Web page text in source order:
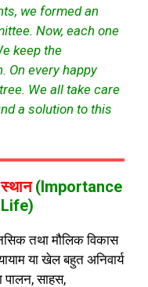
we formed an
Now, each one
keep the
On every happy
We all take care
a solution to this
(Importance
तथा मौलिक विकास
या खेल बहुत अनिवार्य
साहस,